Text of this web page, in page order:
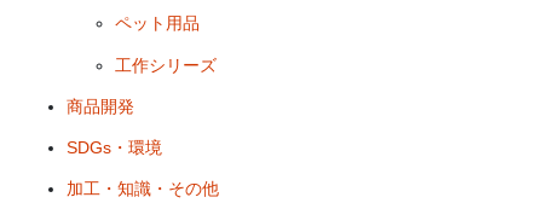
ペット用品
工作シリーズ
商品開発
SDGs・環境
加工・知識・その他